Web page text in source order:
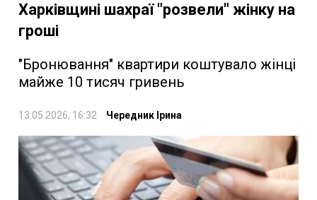
Харківщині шахраї "розвели" жінку на
гроші
"Бронювання" квартири коштувало жінці
майже 10 тисяч гривень
13.05.2026, 16:32 Чередник Ірина